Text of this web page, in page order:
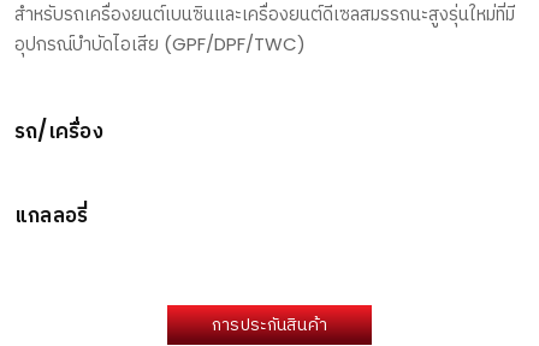
สำหรับรถเครื่องยนต์เบนซินและเครื่องยนต์ดีเซลสมรรถนะสูงรุ่นใหม่ที่มี
อุปกรณ์บำบัดไอเสีย (GPF/DPF/TWC)
รถ/เครื่อง
แกลลอรี่
การประกันสินค้า